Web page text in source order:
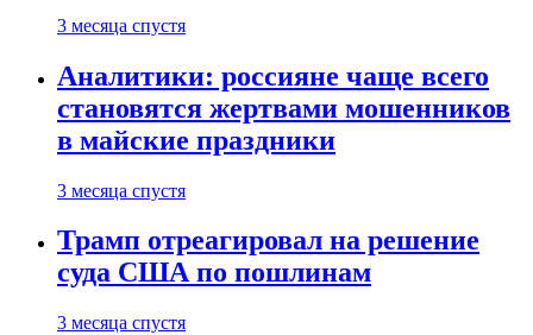
3 месяца спустя
Аналитики: россияне чаще всего
становятся жертвами мошенников
в майские праздники
3 месяца спустя
Трамп отреагировал на решение
суда США по пошлинам
3 месяца спустя